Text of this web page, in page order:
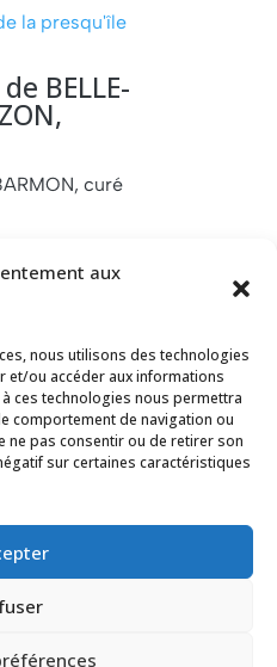
aux
nous utilisons des technologies
et/ou accéder aux informations
ces technologies nous permettra
comportement de navigation ou
ne pas consentir ou de retirer son
sur certaines caractéristiques
la presqu'île
BELLE-
curé
- 2026